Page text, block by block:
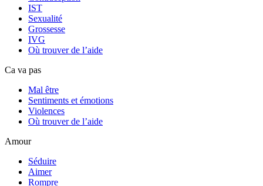
IST
Sexualité
Grossesse
IVG
Où trouver de l’aide
Ca va pas
Mal être
Sentiments et émotions
Violences
Où trouver de l’aide
Amour
Séduire
Aimer
Rompre